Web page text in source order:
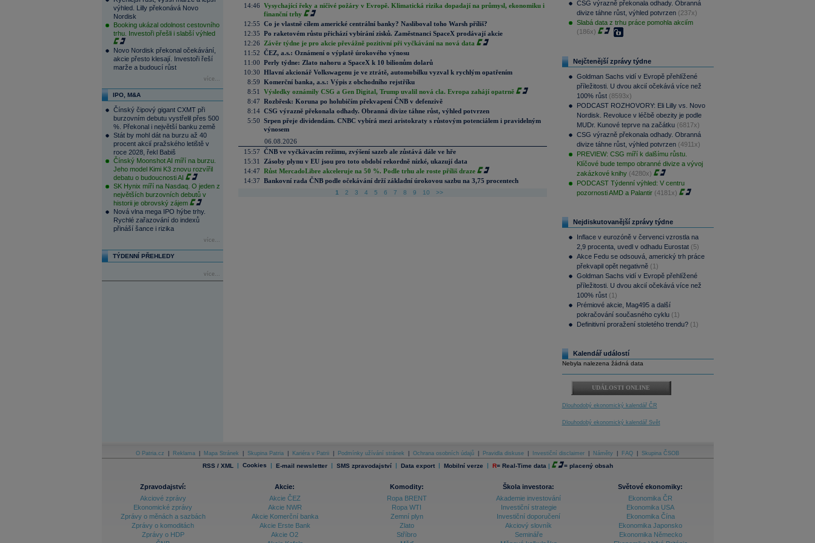
výhled. Lilly překonává Novo
Nordisk
Booking ukázal odolnost cestovního
trhu. Investoři přešli i slabší výhled
Novo Nordisk překonal očekávání,
akcie přesto klesají. Investoři řeší
marže a budoucí růst
více...
IPO, M&A
Čínský čipový gigant CXMT při
burzovním debutu vystřelil přes 500
%. Překonal i největší banku země
Stát by mohl dát na burzu až 40
procent akcií pražského letiště v
roce 2028, řekl Babiš
Čínský Moonshot AI míří na burzu.
Jeho model Kimi K3 znovu rozvířil
debatu o budoucnosti AI
SK Hynix míří na Nasdaq. O jeden z
největších burzovních debutů v
historii je obrovský zájem
Nová vlna mega IPO hýbe trhy.
Rychlé zařazování do indexů
přináší šance i rizika
více...
TÝDENNÍ PŘEHLEDY
více...
14:46 Vysychající řeky a ničivé požáry v Evropě. Klimatická rizika dopadají na průmysl, ekonomiku i
finanční trhy
12:55 Co je vlastně cílem americké centrální banky? Nasliboval toho Warsh příliš?
12:35 Po raketovém růstu přichází vybírání zisků. Zaměstnanci SpaceX prodávají akcie
12:26
Závěr týdne je pro akcie převážně pozitivní při vyčkávání na nová data
11:52 ČEZ, a.s.: Oznámení o výplatě úrokového výnosu
11:00 Perly týdne: Zlato nahoru a SpaceX k 10 bilionům dolarů
10:30 Hlavní akcionář Volkswagenu je ve ztrátě, automobilku vyzval k rychlým opatřením
8:59 Komerční banka, a.s.: Výpis z obchodního rejstříku
8:51
Výsledky oznámily CSG a Gen Digital, Trump uvalil nová cla. Evropa zahájí opatrně
8:47 Rozbřesk: Koruna po holubičím překvapení ČNB v defenzivě
8:14 CSG výrazně překonala odhady. Obranná divize táhne růst, výhled potvrzen
5:50 Srpen přeje dividendám. CNBC vybírá mezi aristokraty s růstovým potenciálem i pravidelným
výnosem
06.08.2026
15:57 ČNB ve vyčkávacím režimu, zvýšení sazeb ale zůstává dále ve hře
15:31
Zásoby plynu v EU jsou pro toto období rekordně nízké, ukazují data
14:47 Růst MercadoLibre akceleruje na 50 %. Podle trhu ale roste příliš draze
14:37 Bankovní rada ČNB podle očekávání drží základní úrokovou sazbu na 3,75 procentech
1 2 3 4 5 6 7 8 9 10 >>
CSG výrazně překonala odhady. Obranná
divize táhne růst, výhled potvrzen (237x)
Slabá data z trhu práce pomohla akciím
(186x)
Nejčtenější zprávy týdne
Goldman Sachs vidí v Evropě přehlížené
příležitosti. U dvou akcií očekává více než
100% růst (8593x)
PODCAST ROZHOVORY: Eli Lilly vs. Novo
Nordisk. Revoluce v léčbě obezity je podle
MUDr. Kunové teprve na začátku (6817x)
CSG výrazně překonala odhady. Obranná
divize táhne růst, výhled potvrzen (4911x)
PREVIEW: CSG míří k dalšímu růstu.
Klíčové bude tempo obranné divize a vývoj
zakázkové knihy (4280x)
PODCAST Týdenní výhled: V centru
pozornosti AMD a Palantir (4181x)
Nejdiskutovanější zprávy týdne
Inflace v eurozóně v červenci vzrostla na
2,9 procenta, uvedl v odhadu Eurostat (5)
Akce Fedu se odsouvá, americký trh práce
překvapil opět negativně (1)
Goldman Sachs vidí v Evropě přehlížené
příležitosti. U dvou akcií očekává více než
100% růst (1)
Prémiové akcie, Mag495 a další
pokračování současného cyklu (1)
Definitivní proražení stoletého trendu? (1)
Kalendář událostí
Nebyla nalezena žádná data
UDÁLOSTI ONLINE
Dlouhodobý ekonomický kalendář ČR
Dlouhodobý ekonomický kalendář Svět
O Patria.cz Reklama Mapa Stránek Skupina Patria Kariéra v Patrii Podmínky užívání stránek Ochrana osobních údajů Pravidla diskuse Investiční disclaimer Náměty FAQ Skupina ČSOB
RSS / XML | Cookies | E-mail newsletter | SMS zpravodajství | Data export | Mobilní verze | R= Real-Time data | = placený obsah
Zpravodajství:
Akciové zprávy
Ekonomické zprávy
Zprávy o měnách a sazbách
Zprávy o komoditách
Zprávy o HDP
Akcie:
Akcie ČEZ
Akcie NWR
Akcie Komerční banka
Akcie Erste Bank
Akcie O2
Komodity:
Ropa BRENT
Ropa WTI
Zemní plyn
Zlato
Stříbro
Škola investora:
Akademie investování
Investiční strategie
Investiční doporučení
Akciový slovník
Semináře
Světové ekonomiky:
Ekonomika ČR
Ekonomika USA
Ekonomika Čína
Ekonomika Japonsko
Ekonomika Německo